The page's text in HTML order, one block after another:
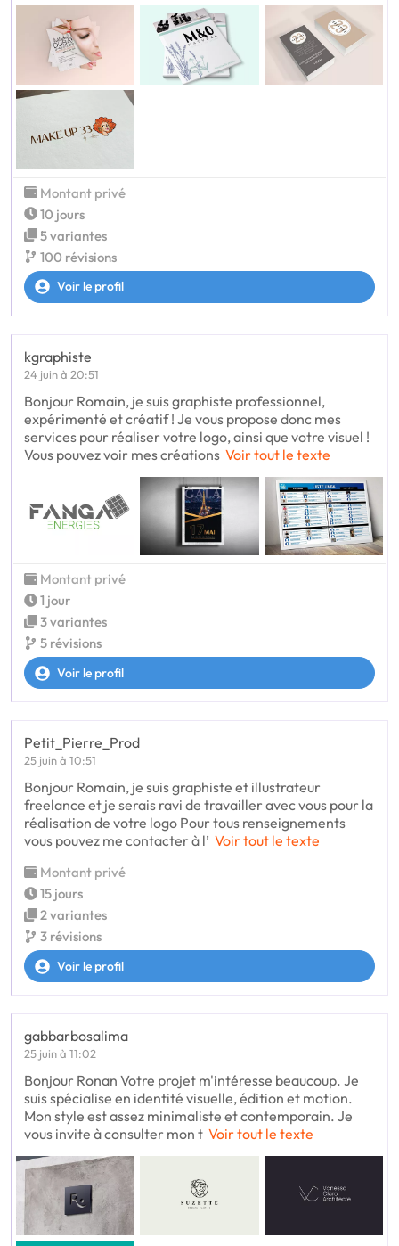
Montant privé
10 jours
5 variantes
100 révisions
Voir le profil
kgraphiste
24 juin à 20:51
Bonjour Romain, je suis graphiste professionnel,
expérimenté et créatif ! Je vous propose donc mes
services pour réaliser votre logo, ainsi que votre visuel !
Vous pouvez voir mes créations Voir tout le texte
Montant privé
1 jour
3 variantes
5 révisions
Voir le profil
Petit_Pierre_Prod
25 juin à 10:51
Bonjour Romain, je suis graphiste et illustrateur
freelance et je serais ravi de travailler avec vous pour la
réalisation de votre logo Pour tous renseignements
vous pouvez me contacter à l’ Voir tout le texte
Montant privé
15 jours
2 variantes
3 révisions
Voir le profil
gabbarbosalima
25 juin à 11:02
Bonjour Ronan Votre projet m'intéresse beaucoup. Je
suis spécialise en identité visuelle, édition et motion.
Mon style est assez minimaliste et contemporain. Je
vous invite à consulter mon t Voir tout le texte